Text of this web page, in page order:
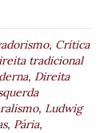
, Crítica
tradicional
, Direita
, Ludwig
, Pária,